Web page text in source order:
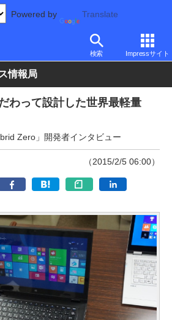
Powered by Translate
検索 Impressサイト
レット/スマートフォン モバイルノート
情報局
わって設計した世界最軽量
Zero」開発者インタビュー
（2015/2/5 06:00）